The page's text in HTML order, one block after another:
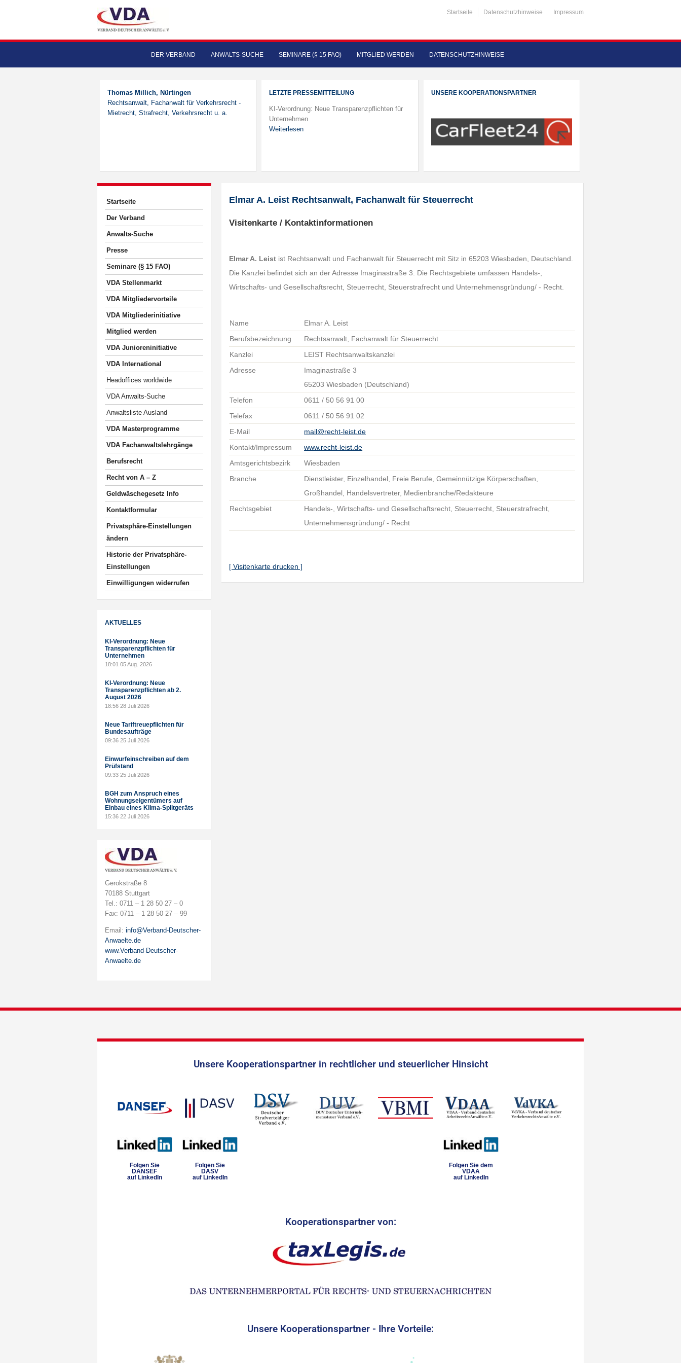
Startseite Datenschutzhinweise Impressum
DER VERBAND ANWALTS-SUCHE SEMINARE (§ 15 FAO) MITGLIED WERDEN DATENSCHUTZHINWEISE
Thomas Millich, Nürtingen
Rechtsanwalt, Fachanwalt für Verkehrsrecht -
Mietrecht, Strafrecht, Verkehrsrecht u. a.
LETZTE PRESSEMITTEILUNG
KI-Verordnung: Neue Transparenzpflichten für
Unternehmen
Weiterlesen
UNSERE KOOPERATIONSPARTNER
Startseite
Der Verband
Anwalts-Suche
Presse
Seminare (§ 15 FAO)
VDA Stellenmarkt
VDA Mitgliedervorteile
VDA Mitgliederinitiative
Mitglied werden
VDA Junioreninitiative
VDA International
Headoffices worldwide
VDA Anwalts-Suche
Anwaltsliste Ausland
VDA Masterprogramme
VDA Fachanwaltslehrgänge
Berufsrecht
Recht von A – Z
Geldwäschegesetz Info
Kontaktformular
Privatsphäre-Einstellungen
ändern
Historie der Privatsphäre-
Einstellungen
Einwilligungen widerrufen
AKTUELLES
KI-Verordnung: Neue
Transparenzpflichten für
Unternehmen
18:01 05 Aug. 2026
KI-Verordnung: Neue
Transparenzpflichten ab 2.
August 2026
18:56 28 Juli 2026
Neue Tariftreuepflichten für
Bundesaufträge
09:36 25 Juli 2026
Einwurfeinschreiben auf dem
Prüfstand
09:33 25 Juli 2026
BGH zum Anspruch eines
Wohnungseigentümers auf
Einbau eines Klima-Splitgeräts
15:36 22 Juli 2026
Gerokstraße 8
70188 Stuttgart
Tel.: 0711 – 1 28 50 27 – 0
Fax: 0711 – 1 28 50 27 – 99
Email: info@Verband-Deutscher-
Anwaelte.de
www.Verband-Deutscher-
Anwaelte.de
Elmar A. Leist Rechtsanwalt, Fachanwalt für Steuerrecht
Visitenkarte / Kontaktinformationen
Elmar A. Leist ist Rechtsanwalt und Fachanwalt für Steuerrecht mit Sitz in 65203 Wiesbaden, Deutschland.
Die Kanzlei befindet sich an der Adresse Imaginastraße 3. Die Rechtsgebiete umfassen Handels-,
Wirtschafts- und Gesellschaftsrecht, Steuerrecht, Steuerstrafrecht und Unternehmensgründung/ - Recht.
Name
Elmar A. Leist
Berufsbezeichnung
Rechtsanwalt, Fachanwalt für Steuerrecht
Kanzlei
LEIST Rechtsanwaltskanzlei
Adresse
Imaginastraße 3
65203 Wiesbaden (Deutschland)
Telefon
0611 / 50 56 91 00
Telefax
0611 / 50 56 91 02
E-Mail
mail@recht-leist.de
Kontakt/Impressum
www.recht-leist.de
Amtsgerichtsbezirk
Wiesbaden
Branche
Dienstleister, Einzelhandel, Freie Berufe, Gemeinnützige Körperschaften,
Großhandel, Handelsvertreter, Medienbranche/Redakteure
Rechtsgebiet
Handels-, Wirtschafts- und Gesellschaftsrecht, Steuerrecht, Steuerstrafrecht,
Unternehmensgründung/ - Recht
[ Visitenkarte drucken ]
Unsere Kooperationspartner in rechtlicher und steuerlicher Hinsicht
Folgen Sie
DANSEF
auf LinkedIn
Folgen Sie
DASV
auf LinkedIn
Folgen Sie dem
VDAA
auf LinkedIn
Kooperationspartner von:
Unsere Kooperationspartner - Ihre Vorteile: